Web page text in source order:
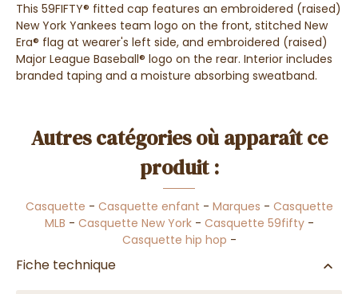
This 59FIFTY® fitted cap features an embroidered (raised)
New York Yankees team logo on the front, stitched New
Era® flag at wearer's left side, and embroidered (raised)
Major League Baseball® logo on the rear. Interior includes
branded taping and a moisture absorbing sweatband.
Autres catégories où apparaît ce
produit :
Casquette - Casquette enfant - Marques - Casquette
MLB - Casquette New York- Casquette 59fifty-
Casquette hip hop -
Fiche technique